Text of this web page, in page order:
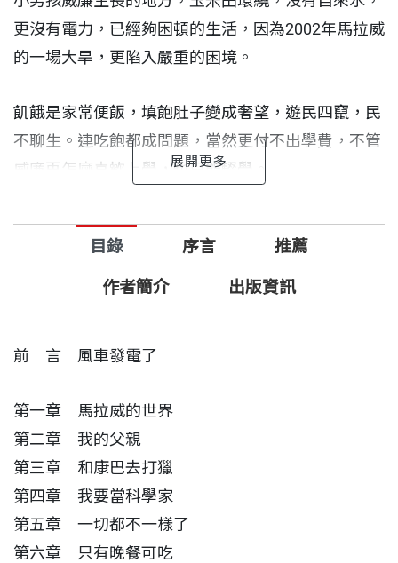
更沒有電力，已經夠困頓的生活，因為2002年馬拉威
的一場大旱，更陷入嚴重的困境。
飢餓是家常便飯，填飽肚子變成奢望，遊民四竄，民
不聊生。連吃飽都成問題，當然更付不出學費，不管
威廉再怎麼喜歡上學，也只能輟學。
不能上學，玉米田裡也沒啥活可幹時，小男孩威廉就
到圖書館借書來自修，希望來年收成好可以復學時，
能趕得上同學的進度。他對世界充滿好奇，看到一本
在馬拉威，風是上帝賜予的少數幾種天然能量，早晚
用源源不斷的風來發電，點亮家鄉與自己的未來。
目錄 序言 推薦
作者簡介 出版資訊
前 言 風車發電了
第一章 馬拉威的世界
第二章 我的父親
第三章 和康巴去打獵
第四章 我要當科學家
第五章 一切都不一樣了
第六章 只有晚餐可吃